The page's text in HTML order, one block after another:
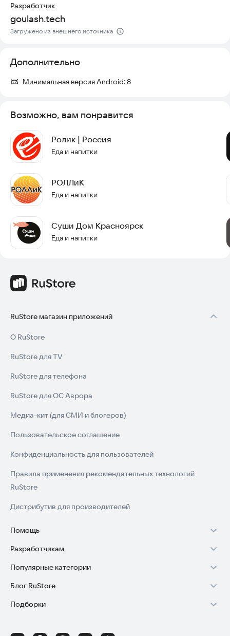
Скачайте приложение прямо сейчас и начните наслаждаться
вкусной едой с доставкой!
Разработчик
goulash.tech
Загружено из внешнего источника
Дополнительно
Минимальная версия Android:8
Возможно, вам понравится
Ролик | Россия
Еда и напитки
РОЛЛиК
Еда и напитки
Суши Дом Красноярск
Еда и напитки
RuStore магазин приложений
О RuStore
RuStore для TV
RuStore для телефона
RuStore для ОС Аврора
Медиа-кит (для СМИ и блогеров)
Пользовательское соглашение
Конфиденциальность для пользователей
Правила применения рекомендательных технологий
RuStore
Дистрибутив для производителей
Помощь
Установка RuStore на TV
Установка RuStore на телефон
Установка RuStore в машину
Помощь пользователям RuStore
Разработчикам
Зарабатывать с RuStore
Стать разработчиком
Доступ к RuStore Консоль
Популярные категории
Игры для Android
Приложения банков
Блог RuStore
Обзоры игр для Android 2025
Подборки